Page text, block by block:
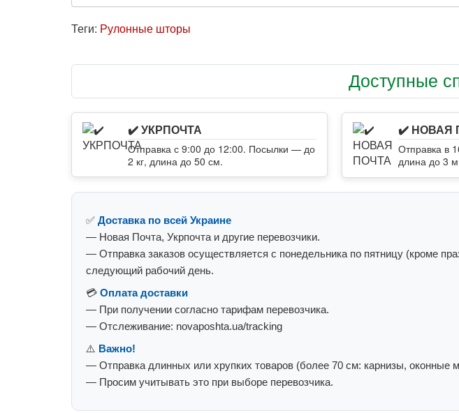
Теги: Рулонные шторы
Доступные
✔️ УКРПОЧТА
Отправка с 9:00 до 12:00. Посылки — до
2 кг, длина до 50 см.
✔️ НОВАЯ
Отправка в
длина до 3
✅ Доставка по всей Украине
— Новая Почта, Укрпочта и другие перевозчики.
— Отправка заказов осуществляется с понедельника по пятницу (кроме
следующий рабочий день.
💳 Оплата доставки
— При получении согласно тарифам перевозчика.
— Отслеживание: novaposhta.ua/tracking
⚠️ Важно!
— Отправка длинных или хрупких товаров (более 70 см: карнизы, оконные
— Просим учитывать это при выборе перевозчика.